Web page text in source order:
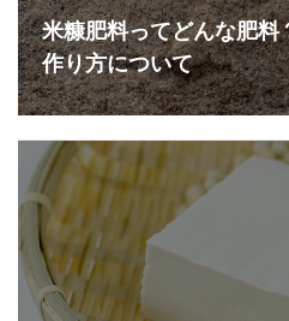
米糠肥料ってどんな肥料
作り方について